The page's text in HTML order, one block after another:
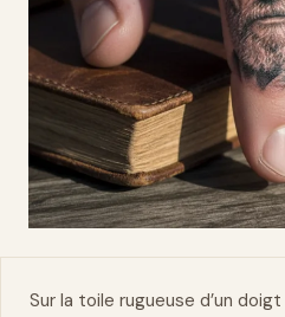
Sur la toile rugueuse d’un doigt